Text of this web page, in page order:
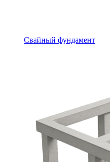
Свайный фундамент